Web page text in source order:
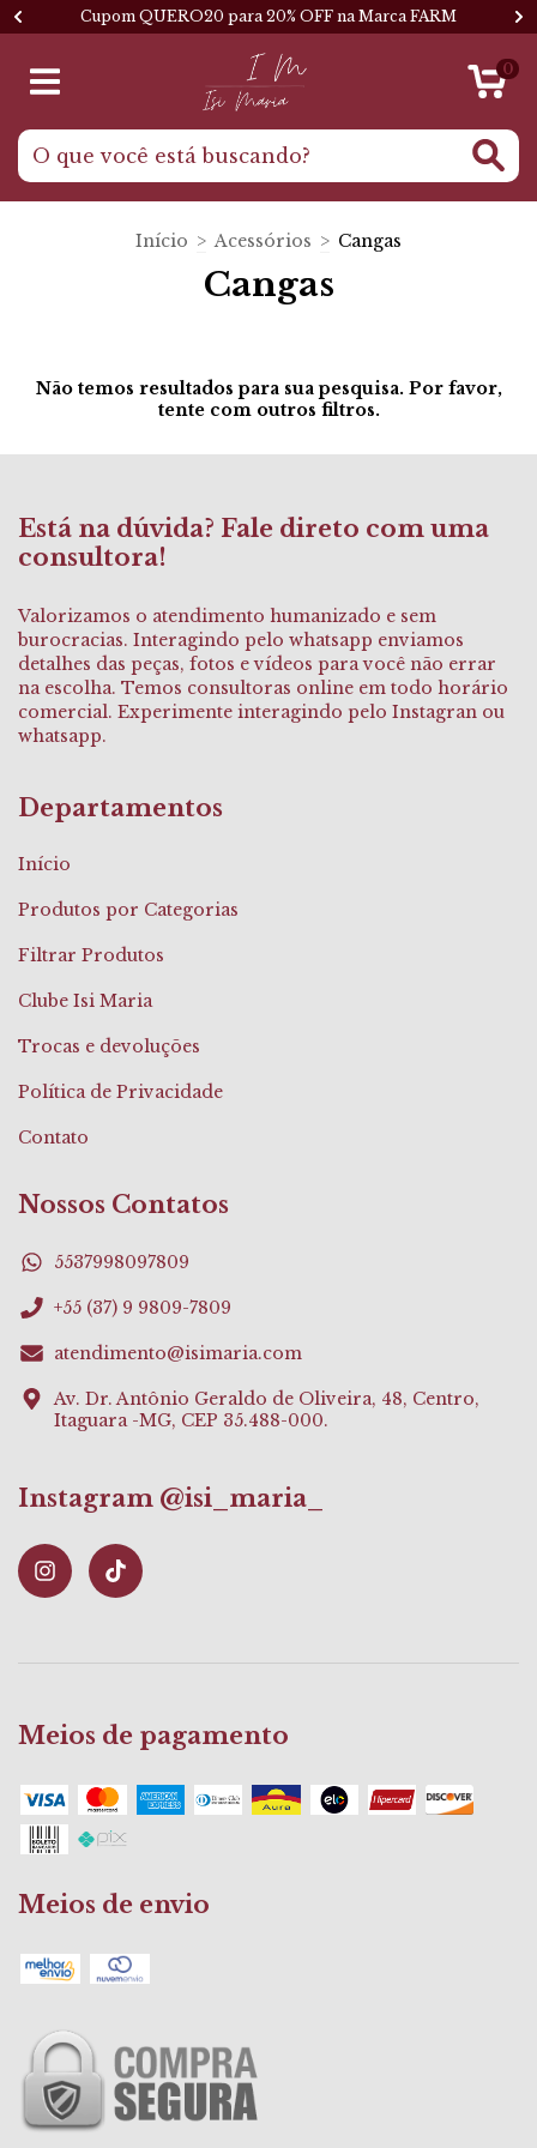
Cupom QUERO20 para 20% OFF na Marca FARM
0
Início > Acessórios > Cangas
Cangas
Não temos resultados para sua pesquisa. Por favor,
tente com outros filtros.
Está na dúvida? Fale direto com uma
consultora!
Valorizamos o atendimento humanizado e sem
burocracias. Interagindo pelo whatsapp enviamos
detalhes das peças, fotos e vídeos para você não errar
na escolha. Temos consultoras online em todo horário
comercial. Experimente interagindo pelo Instagran ou
whatsapp.
Departamentos
Início
Produtos por Categorias
Filtrar Produtos
Clube Isi Maria
Trocas e devoluções
Política de Privacidade
Contato
Nossos Contatos
5537998097809
+55 (37) 9 9809-7809
atendimento@isimaria.com
Av. Dr. Antônio Geraldo de Oliveira, 48, Centro,
Itaguara -MG, CEP 35.488-000.
Instagram @isi_maria_
Meios de pagamento
Meios de envio